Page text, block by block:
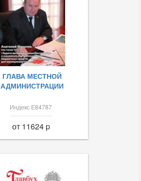
ГЛАВА МЕСТНОЙ
АДМИНИСТРАЦИИ
Индекс Е84787
от 11624 p